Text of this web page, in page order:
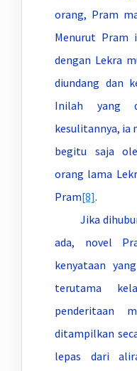
orang, Pram
Menurut Pram
dengan Lekra
diundang dan
Inilah yang
kesulitannya, ia
begitu saja
orang lama
Pram[8].
Jika
ada, novel
kenyataan
terutama
penderitaan
ditampilkan
lepas dari